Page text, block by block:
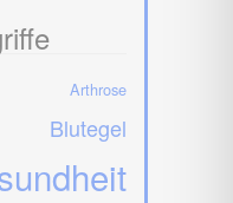
Arthrose
Blutegel